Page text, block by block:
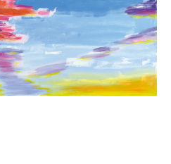
スケジュール
会社案内